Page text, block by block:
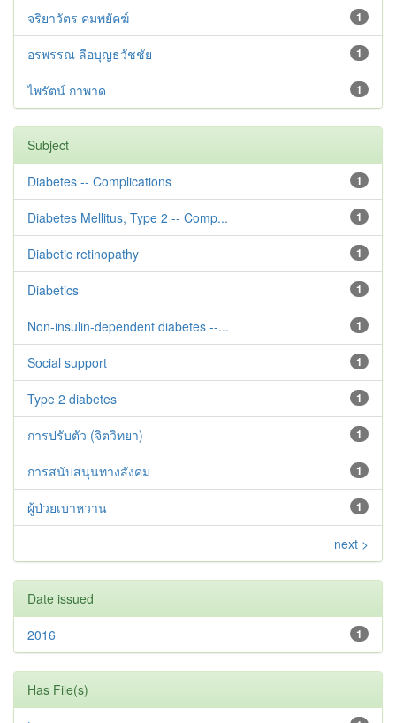
1
จริยาวัตร คมพยัคฆ์
1
อรพรรณ ลือบุญธวัชชัย
1
ไพรัตน์ กาพาด
Subject
1
Diabetes -- Complications
1
Diabetes Mellitus, Type 2 -- Comp...
1
Diabetic retinopathy
1
Diabetics
1
Non-insulin-dependent diabetes --...
1
Social support
1
Type 2 diabetes‬‬‬‬‬‬
1
การปรับตัว (จิตวิทยา)
1
การสนับสนุนทางสังคม
1
ผู้ป่วยเบาหวาน
next >
Date issued
1
2016
Has File(s)